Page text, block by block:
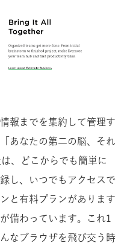
報までを集約して管理す
あなたの第二の脳、それ
、どこからでも簡単に
し、いつでもアクセスで
と有料プランがあります
備わっています。これ1
なブラウザを飛び交う時